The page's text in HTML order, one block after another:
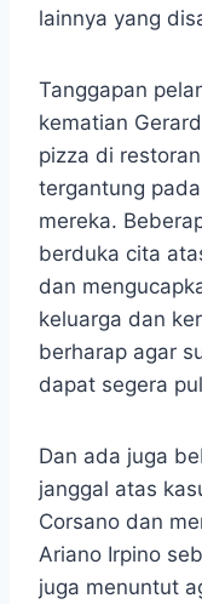
lainnya yang
Tanggapan
kematian
pizza di
tergantung
mereka.
berduka cita
dan
keluarga dan
berharap agar
dapat segera
Dan ada juga
janggal atas
Corsano dan
Ariano Irpino
juga menuntut